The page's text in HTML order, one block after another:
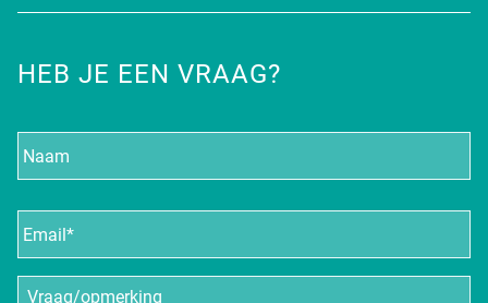
HEB JE EEN VRAAG?
E-
mailadres
Vraag/opmerking